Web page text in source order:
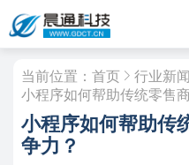
当前位置： 首页
行业新闻
小程序如何帮助传统零售
小程序如何帮助传
争力？